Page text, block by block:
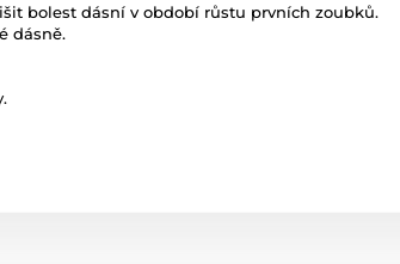
bolest dásní v období růstu prvních zoubků.
dásně.